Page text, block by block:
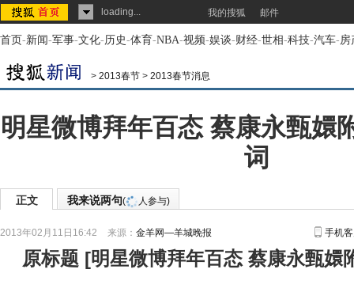
loading... 我的搜狐 邮件
首页-新闻-军事-文化-历史-体育-NBA-视频-娱谈-财经-世相-科技-汽车-房
> 2013春节 > 2013春节消息
明星微博拜年百态 蔡康永甄嬛
词
正文 我来说两句( 人参与)
2013年02月11日16:42 来源： 金羊网—羊城晚报 手机
原标题 [明星微博拜年百态 蔡康永甄嬛